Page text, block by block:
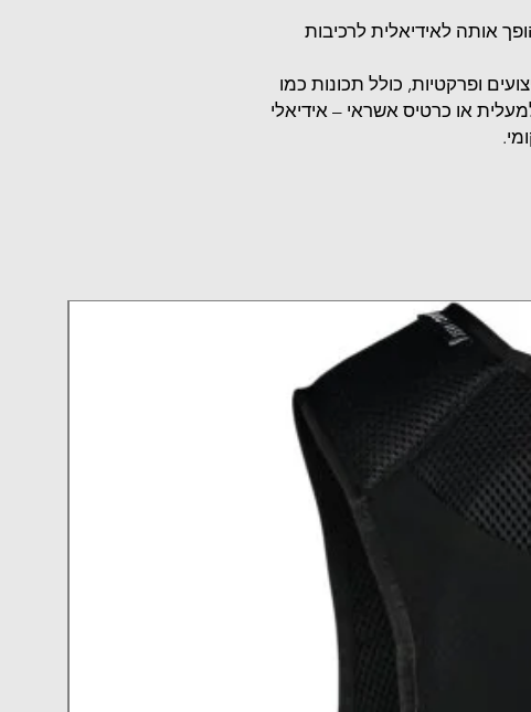
אותה לאידיאלית לרכיבות
ופרקטיות, כולל תכונות כמו
או כרטיס אשראי – אידיאלי